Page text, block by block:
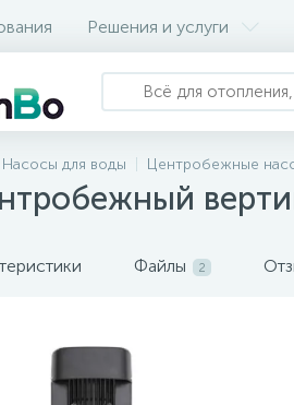
Решения и услуги
Насосы для воды Центробежные
Файлы 2